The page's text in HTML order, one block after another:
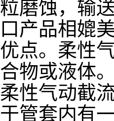
粒磨蚀，输
口产品相媲
优点。柔性
合物或液体。
柔性气动截
于管套内有